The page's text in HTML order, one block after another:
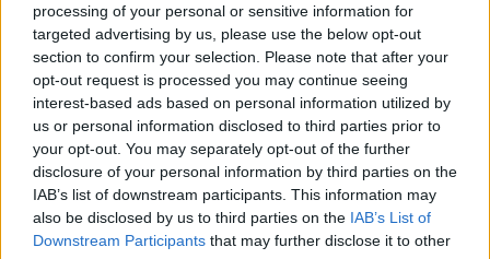
processing of your personal or sensitive information for
targeted advertising by us, please use the below opt-out
section to confirm your selection. Please note that after your
opt-out request is processed you may continue seeing
interest-based ads based on personal information utilized by
us or personal information disclosed to third parties prior to
your opt-out. You may separately opt-out of the further
disclosure of your personal information by third parties on the
IAB’s list of downstream participants. This information may
also be disclosed by us to third parties on the IAB’s List of
Downstream Participants that may further disclose it to other
Boots und campingcenter
7 1
Servizi / Posizione
Sul fiume elba, il centro è a 500 metri come anche il su...
Aken/Elbe - 40.3km
Am russendamm